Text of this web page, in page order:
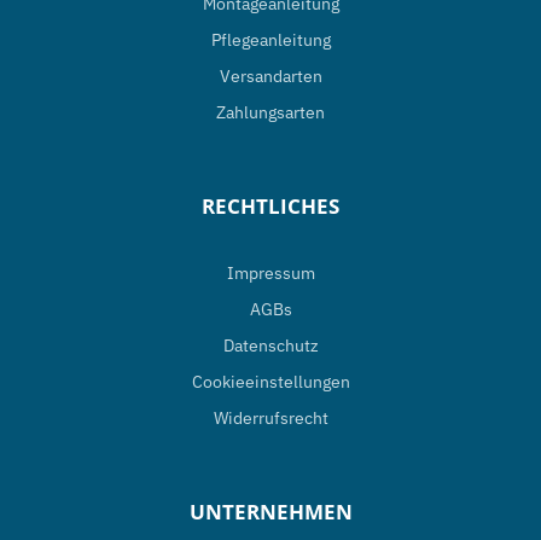
Pflegeanleitung
Versandarten
Zahlungsarten
RECHTLICHES
Impressum
AGBs
Datenschutz
Cookieeinstellungen
Widerrufsrecht
UNTERNEHMEN